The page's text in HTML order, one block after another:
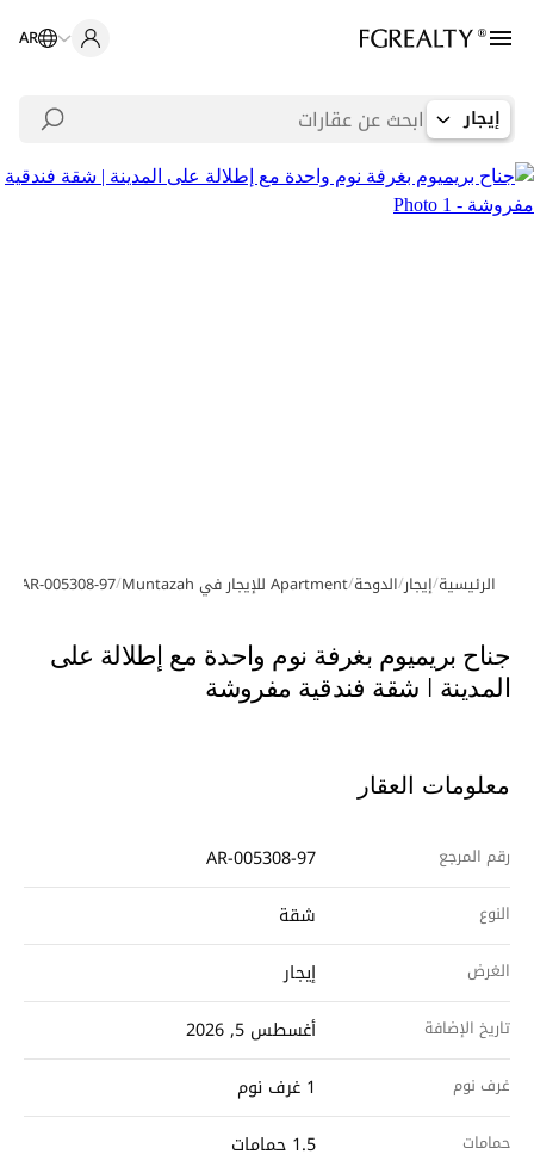
AR
إيجار
معرض الصور
الرئيسية/إيجار/الدوحة/Apartment للإيجار في Muntazah /
AR-005308-97
جناح بريميوم بغرفة نوم واحدة مع إطلالة على
المدينة | شقة فندقية مفروشة
معلومات العقار
رقم المرجع AR-005308-97
النوع شقة
الغرض إيجار
تاريخ الإضافة أغسطس 5, 2026
غرف نوم 1 غرف نوم
حمامات 1.5 حمامات